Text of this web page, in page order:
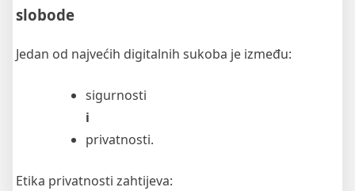
slobode
Jedan od najvećih digitalnih sukoba je između:
sigurnosti
i
privatnosti.
Etika privatnosti zahtijeva: